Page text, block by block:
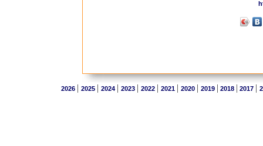
2026 | 2025 | 2024 | 2023 | 2022 | 2021 | 2020 | 2019 | 2018 | 2017 |